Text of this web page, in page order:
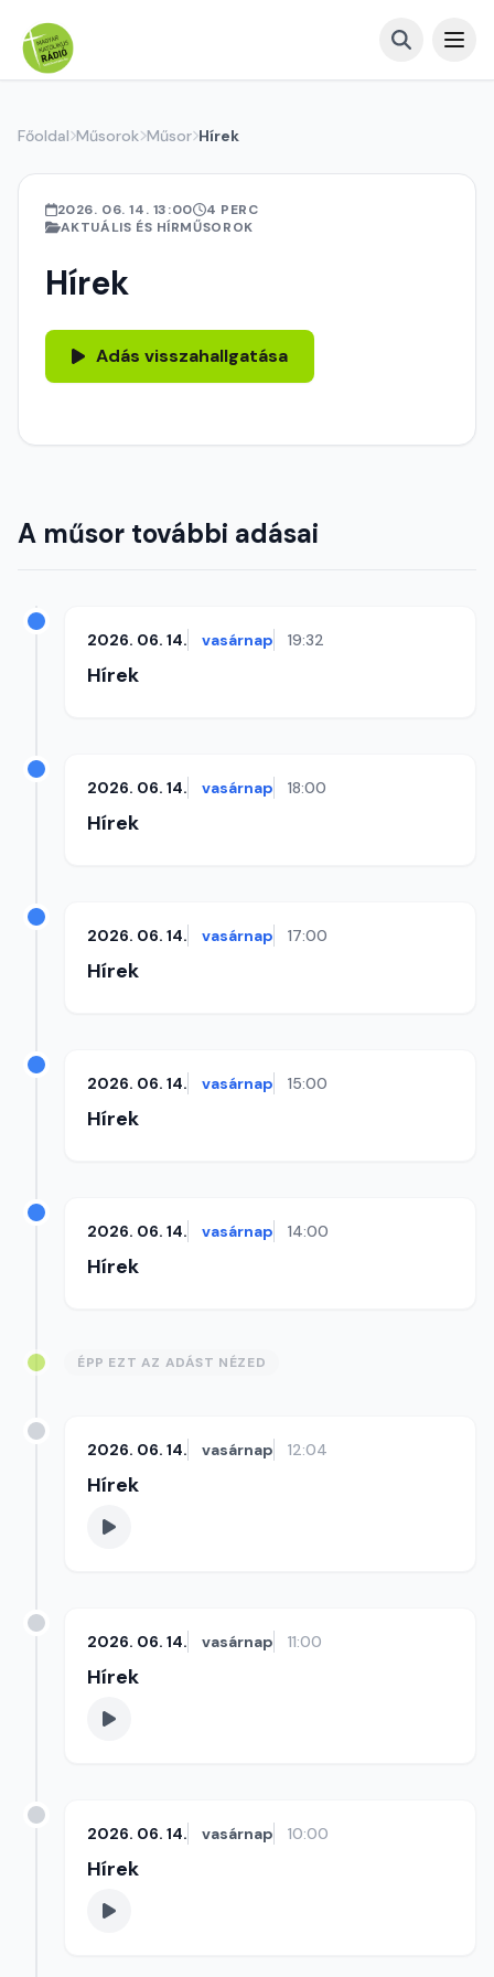
Főoldal Műsorok Műsor Hírek
2026. 06. 14. 13:00
4 PERC
AKTUÁLIS ÉS HÍRMŰSOROK
Hírek
Adás visszahallgatása
A műsor további adásai
2026. 06. 14. vasárnap 19:32
Hírek
2026. 06. 14. vasárnap 18:00
Hírek
2026. 06. 14. vasárnap 17:00
Hírek
2026. 06. 14. vasárnap 15:00
Hírek
2026. 06. 14. vasárnap 14:00
Hírek
ÉPP EZT AZ ADÁST NÉZED
2026. 06. 14. vasárnap 12:04
Hírek
2026. 06. 14. vasárnap 11:00
Hírek
2026. 06. 14. vasárnap 10:00
Hírek